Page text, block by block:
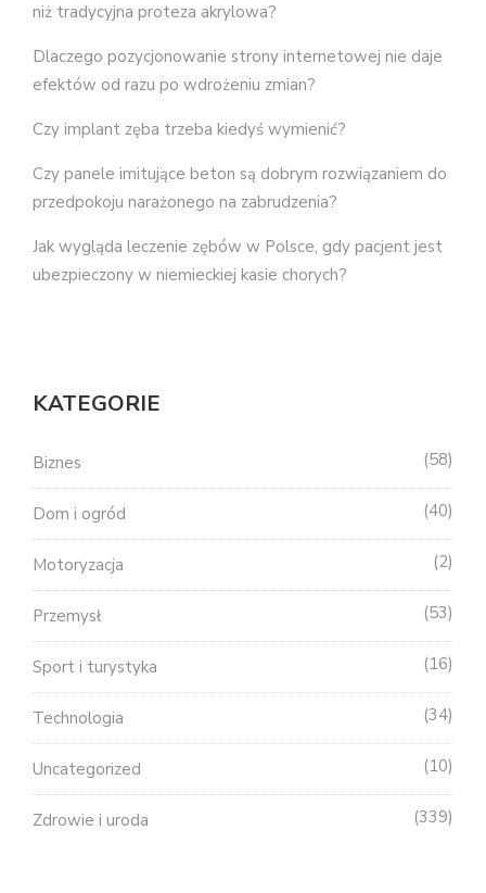
niż tradycyjna proteza akrylowa?
Dlaczego pozycjonowanie strony internetowej nie daje
efektów od razu po wdrożeniu zmian?
Czy implant zęba trzeba kiedyś wymienić?
Czy panele imitujące beton są dobrym rozwiązaniem do
przedpokoju narażonego na zabrudzenia?
Jak wygląda leczenie zębów w Polsce, gdy pacjent jest
ubezpieczony w niemieckiej kasie chorych?
KATEGORIE
Biznes 58
Dom i ogród 40
Motoryzacja 2
Przemysł 53
Sport i turystyka 16
Technologia 34
Uncategorized 10
Zdrowie i uroda 339